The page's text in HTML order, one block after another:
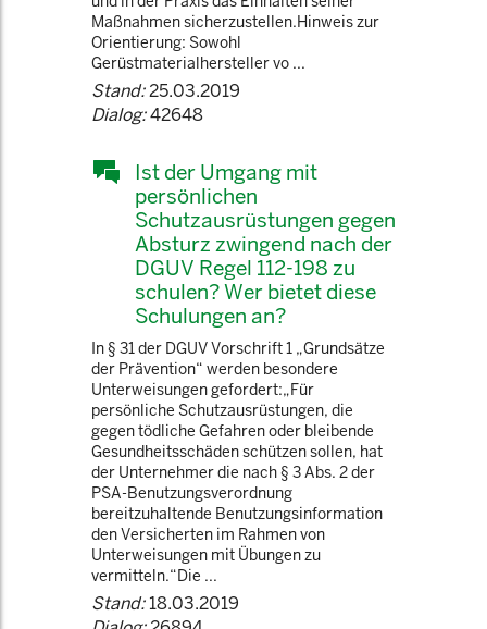
Maßnahmen sicherzustellen.Hinweis zur
Orientierung: Sowohl
Gerüstmaterialhersteller vo ...
Stand:25.03.2019
Dialog:42648
Ist der Umgang mit
persönlichen
Schutzausrüstungen gegen
Absturz zwingend nach der
DGUV Regel 112-198 zu
schulen? Wer bietet diese
Schulungen an?
In § 31 der DGUV Vorschrift 1 „Grundsätze
der Prävention“ werden besondere
Unterweisungen gefordert:„Für
persönliche Schutzausrüstungen, die
gegen tödliche Gefahren oder bleibende
Gesundheitsschäden schützen sollen, hat
der Unternehmer die nach § 3 Abs. 2 der
PSA-Benutzungsverordnung
bereitzuhaltende Benutzungsinformation
den Versicherten im Rahmen von
Unterweisungen mit Übungen zu
vermitteln.“Die ...
Stand:18.03.2019